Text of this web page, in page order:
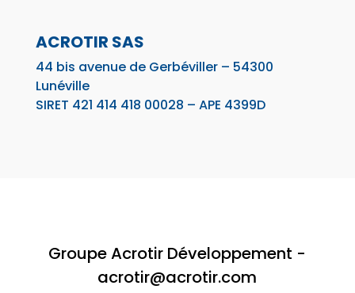
ACROTIR SAS
44 bis avenue de Gerbéviller – 54300
Lunéville
SIRET 421 414 418 00028 – APE 4399D
Groupe Acrotir Développement -
acrotir@acrotir.com